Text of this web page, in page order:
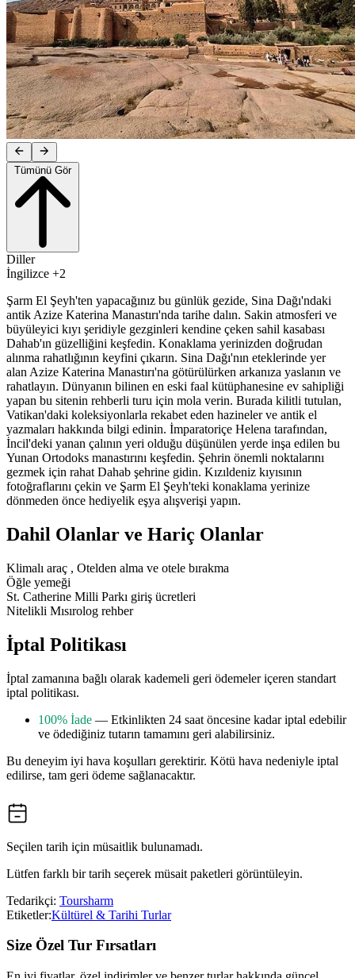
Tümünü Gör
Diller
İngilizce +2
Şarm El Şeyh'ten yapacağınız bu günlük gezide, Sina Dağı'ndaki
antik Azize Katerina Manastırı'nda tarihe dalın. Sakin atmosferi ve
büyüleyici kıyı şeridiyle gezginleri kendine çeken sahil kasabası
Dahab'ın güzelliğini keşfedin. Konaklama yerinizden doğrudan
alınma rahatlığının keyfini çıkarın. Sina Dağı'nın eteklerinde yer
alan Azize Katerina Manastırı'na götürülürken arkanıza yaslanın ve
rahatlayın. Dünyanın bilinen en eski faal kütüphanesine ev sahipliği
yapan bu sitenin rehberli turu için mola verin. Burada kilitli tutulan,
Vatikan'daki koleksiyonlarla rekabet eden hazineler ve antik el
yazmaları hakkında bilgi edinin. İmparatoriçe Helena tarafından,
İncil'deki yanan çalının yeri olduğu düşünülen yerde inşa edilen bu
Yunan Ortodoks manastırını keşfedin. Şehrin önemli noktalarını
gezmek için rahat Dahab şehrine gidin. Kızıldeniz kıyısının
fotoğraflarını çekin ve Şarm El Şeyh'teki konaklama yerinize
dönmeden önce hediyelik eşya alışverişi yapın.
Dahil Olanlar ve Hariç Olanlar
Klimalı araç , Otelden alma ve otele bırakma
Öğle yemeği
St. Catherine Milli Parkı giriş ücretleri
Nitelikli Mısırolog rehber
İptal Politikası
İptal zamanına bağlı olarak kademeli geri ödemeler içeren standart
iptal politikası.
100% İade — Etkinlikten 24 saat öncesine kadar iptal edebilir
ve ödediğiniz tutarın tamamını geri alabilirsiniz.
Bu deneyim iyi hava koşulları gerektirir. Kötü hava nedeniyle iptal
edilirse, tam geri ödeme sağlanacaktır.
Seçilen tarih için müsaitlik bulunamadı.
Lütfen farklı bir tarih seçerek müsait paketleri görüntüleyin.
Tedarikçi: Toursharm
Etiketler:Kültürel & Tarihi Turlar
Size Özel Tur Fırsatları